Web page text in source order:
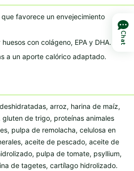
favorece un envejecimiento
con colágeno, EPA y DHA.
a un aporte calórico adaptado.
arroz, harina de maíz,
de trigo, proteínas animales
pulpa de remolacha, celulosa en
aceite de pescado, aceite de
pulpa de tomate, psyllium,
de tagetes, cartílago hidrolizado.
Chat